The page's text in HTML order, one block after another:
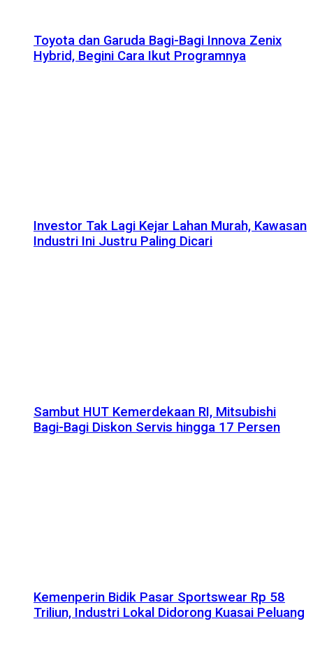
Toyota dan Garuda Bagi-Bagi Innova Zenix
Hybrid, Begini Cara Ikut Programnya
Investor Tak Lagi Kejar Lahan Murah, Kawasan
Industri Ini Justru Paling Dicari
Sambut HUT Kemerdekaan RI, Mitsubishi
Bagi-Bagi Diskon Servis hingga 17 Persen
Kemenperin Bidik Pasar Sportswear Rp 58
Triliun, Industri Lokal Didorong Kuasai Peluang